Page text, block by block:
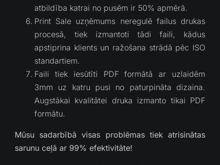
atbildība katrai no pusēm ir 50% apmērā.
Print Sale uzņēmums neregulē failus drukas
procesā, tiek izmantoti tādi faili, kādus
apstiprina klients un ražošana strādā pēc ISO
standartiem.
Faili tiek iesūtīti PDF formātā ar uzlaidēm
3mm uz katru pusi no paturpināta dizaina.
Augstākai kvalitātei druka izmanto tikai PDF
formātu.
Mūsu sadarbībā visas problēmas tiek atrisinātas
sarunu ceļā ar 99% efektivitāte!